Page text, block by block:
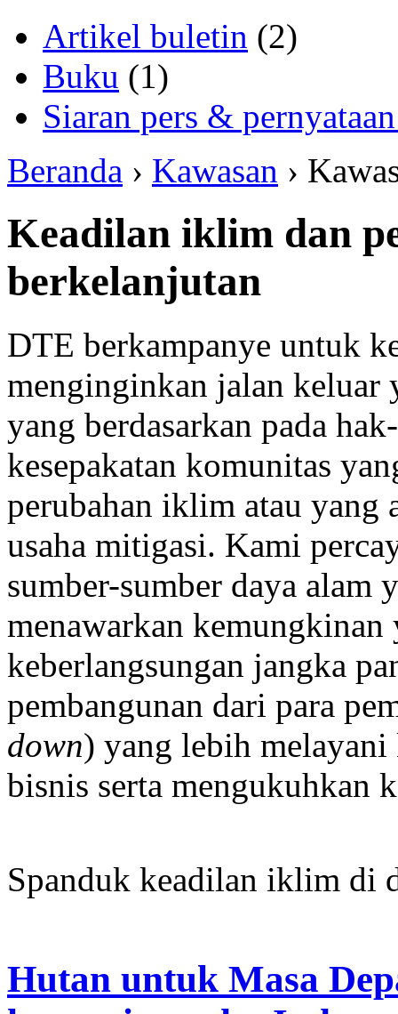
Artikel buletin (2)
Buku (1)
Siaran pers &
Beranda › Kawasan ›
Keadilan iklim dan
berkelanjutan
DTE berkampanye untuk
menginginkan jalan
yang berdasarkan pada
kesepakatan komunitas
perubahan iklim atau yang
usaha mitigasi. Kami
sumber-sumber daya alam
menawarkan
keberlangsungan jangka
pembangunan dari para
down) yang lebih
bisnis serta mengukuhkan
Spanduk keadilan iklim di
Hutan untuk Masa